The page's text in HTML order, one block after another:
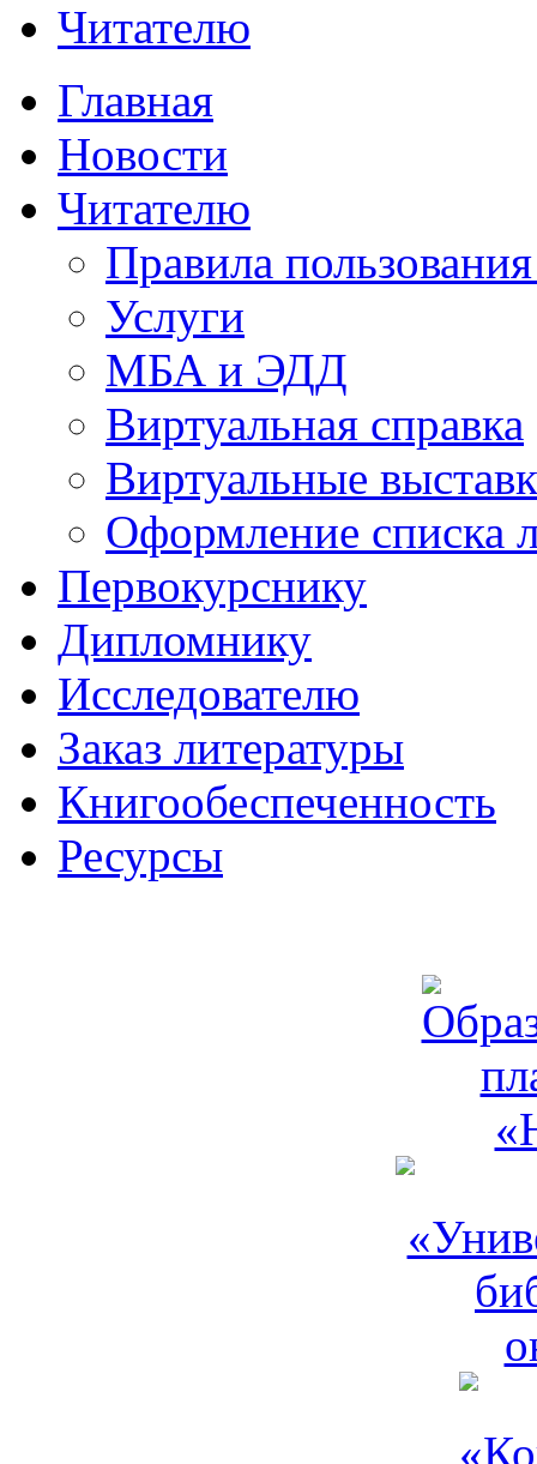
Читателю
Главная
Новости
Читателю
Правила
Услуги
МБА и ЭДД
Виртуальная справка
Виртуальные
Оформление списка
Первокурснику
Дипломнику
Исследователю
Заказ литературы
Книгообеспеченность
Ресурсы